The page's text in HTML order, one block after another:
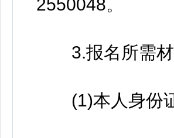
2550048。
3.报名所需材
(1)本人身份证